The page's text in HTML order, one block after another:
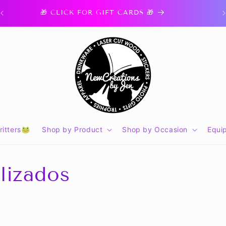
🎁 CLICK FOR GIFT CARDS 🎁
Shop by Product Shop by Occasion